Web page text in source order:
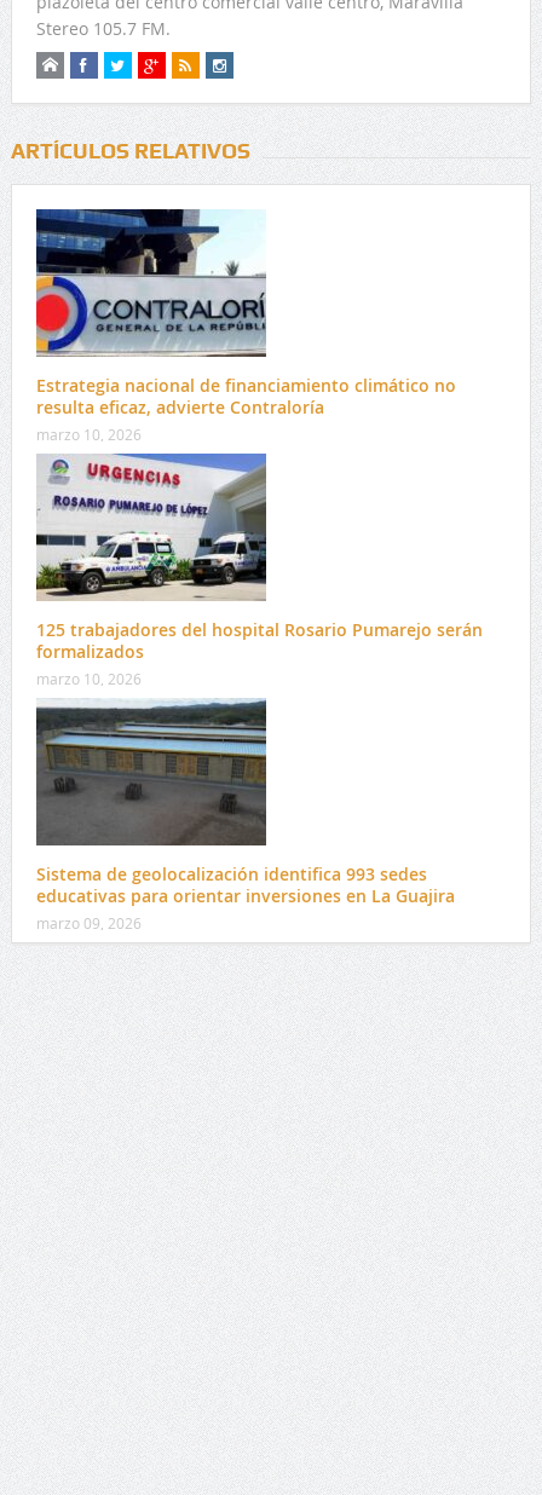
Stereo 105.7 FM.
ARTÍCULOS RELATIVOS
Estrategia nacional de financiamiento climático no
resulta eficaz, advierte Contraloría
marzo 10, 2026
125 trabajadores del hospital Rosario Pumarejo serán
formalizados
marzo 10, 2026
Sistema de geolocalización identifica 993 sedes
educativas para orientar inversiones en La Guajira
marzo 09, 2026